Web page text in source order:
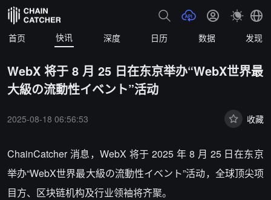
首页 快讯 深度 日历 数据 发现
WebX 将于 8 月 25 日在东京举办“WebX世界最
大級の流動性イベント”活动
2025-08-18 06:56:53 收藏
ChainCatcher 消息，WebX 将于 2025 年 8 月 25 日在东京
举办“WebX世界最大級の流動性イベント”活动，全球顶尖项
目方、区块链机构及行业领袖将齐聚。